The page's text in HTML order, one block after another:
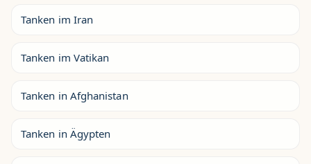
Tanken im Iran
Tanken im Vatikan
Tanken in Afghanistan
Tanken in Ägypten